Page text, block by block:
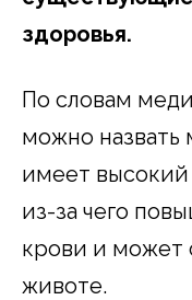
здоровья.
По словам
можно назвать
имеет высокий
из-за чего
крови и может
животе.